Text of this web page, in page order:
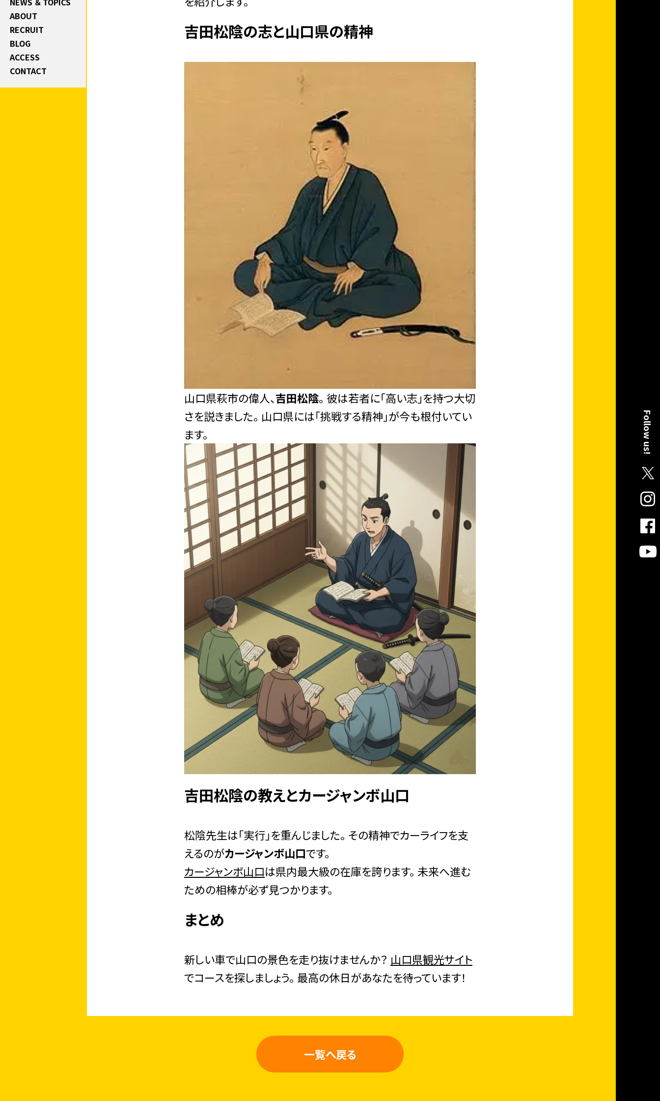
ABOUT
RECRUIT
BLOG
ACCESS
CONTACT
Follow us!
吉田松陰の志と山口県の精神
山口県萩市の偉人、吉田松陰。 彼は若者に「高い志」を持つ大切
さを説きました。 山口県には「挑戦する精神」が今も根付いてい
ます。
吉田松陰の教えとカージャンボ山口
松陰先生は「実行」を重んじました。 その精神でカーライフを支
えるのがカージャンボ山口です。
カージャンボ山口は県内最大級の在庫を誇ります。 未来へ進む
ための相棒が必ず見つかります。
まとめ
新しい車で山口の景色を走り抜けませんか？ 山口県観光サイト
でコースを探しましょう。 最高の休日があなたを待っています！
一覧へ戻る